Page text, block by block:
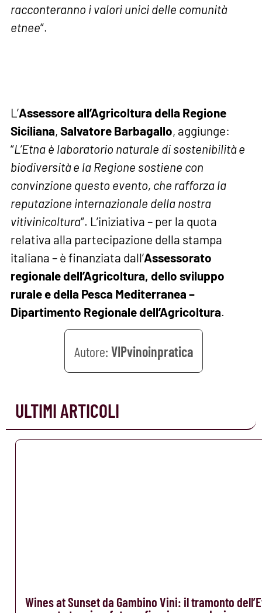
racconteranno i valori unici delle comunità
etnee“.
L’Assessore all’Agricoltura della Regione
Siciliana, Salvatore Barbagallo, aggiunge:
“L’Etna è laboratorio naturale di sostenibilità e
biodiversità e la Regione sostiene con
convinzione questo evento, che rafforza la
reputazione internazionale della nostra
vitivinicoltura“. L’iniziativa – per la quota
relativa alla partecipazione della stampa
italiana – è finanziata dall’Assessorato
regionale dell’Agricoltura, dello sviluppo
rurale e della Pesca Mediterranea –
Dipartimento Regionale dell’Agricoltura.
VIPvinoinpratica
ULTIMI ARTICOLI
Wines at Sunset da Gambino Vini: il tramonto